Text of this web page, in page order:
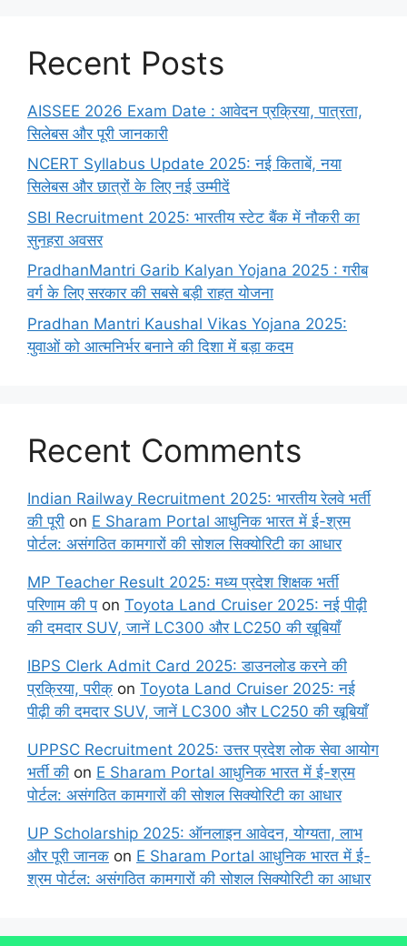
Recent Posts
AISSEE 2026 Exam Date : आवेदन प्रक्रिया, पात्रता,
सिलेबस और पूरी जानकारी
NCERT Syllabus Update 2025: नई किताबें, नया
सिलेबस और छात्रों के लिए नई उम्मीदें
SBI Recruitment 2025: भारतीय स्टेट बैंक में नौकरी का
सुनहरा अवसर
PradhanMantri Garib Kalyan Yojana 2025 : गरीब
वर्ग के लिए सरकार की सबसे बड़ी राहत योजना
Pradhan Mantri Kaushal Vikas Yojana 2025:
युवाओं को आत्मनिर्भर बनाने की दिशा में बड़ा कदम
Recent Comments
Indian Railway Recruitment 2025: भारतीय रेलवे भर्ती
की पूरी on E Sharam Portal आधुनिक भारत में ई-श्रम
पोर्टल: असंगठित कामगारों की सोशल सिक्योरिटी का आधार
MP Teacher Result 2025: मध्य प्रदेश शिक्षक भर्ती
परिणाम की पon Toyota Land Cruiser 2025: नई पीढ़ी
की दमदार SUV, जानें LC300 और LC250 की खूबियाँ
IBPS Clerk Admit Card 2025: डाउनलोड करने की
प्रक्रिया, परीक् on Toyota Land Cruiser 2025: नई
पीढ़ी की दमदार SUV, जानें LC300 और LC250 की खूबियाँ
UPPSC Recruitment 2025: उत्तर प्रदेश लोक सेवा आयोग
भर्ती की on E Sharam Portal आधुनिक भारत में ई-श्रम
पोर्टल: असंगठित कामगारों की सोशल सिक्योरिटी का आधार
UP Scholarship 2025: ऑनलाइन आवेदन, योग्यता, लाभ
और पूरी जानक on E Sharam Portal आधुनिक भारत में ई-
श्रम पोर्टल: असंगठित कामगारों की सोशल सिक्योरिटी का आधार